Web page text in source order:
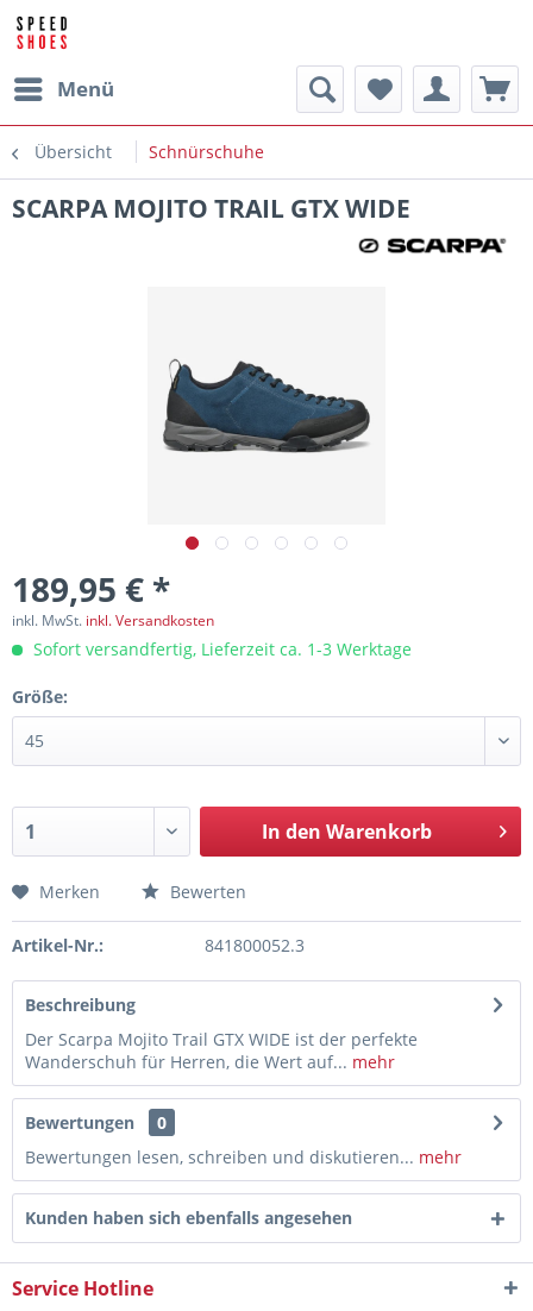
Menü
Übersicht Schnürschuhe
SCARPA MOJITO TRAIL GTX WIDE
189,95 € *
inkl. MwSt. inkl. Versandkosten
Sofort versandfertig, Lieferzeit ca. 1-3 Werktage
Größe:
In den Warenkorb
Merken Bewerten
Artikel-Nr.: 841800052.3
Beschreibung
Der Scarpa Mojito Trail GTX WIDE ist der perfekte
Wanderschuh für Herren, die Wert auf... mehr
Bewertungen
0
Bewertungen lesen, schreiben und diskutieren... mehr
Kunden haben sich ebenfalls angesehen
Service Hotline